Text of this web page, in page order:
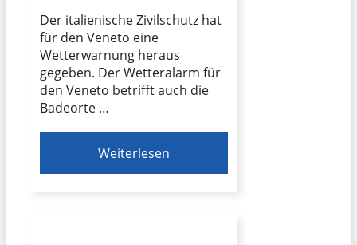
Der italienische Zivilschutz hat
für den Veneto eine
Wetterwarnung heraus
gegeben. Der Wetteralarm für
den Veneto betrifft auch die
Badeorte …
Weiterlesen